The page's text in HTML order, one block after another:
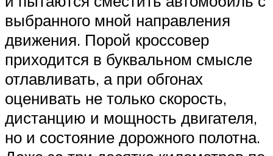
выбранного мной направления
движения. Порой кроссовер
приходится в буквальном смысле
отлавливать, а при обгонах
оценивать не только скорость,
дистанцию и мощность двигателя,
но и состояние дорожного полотна.